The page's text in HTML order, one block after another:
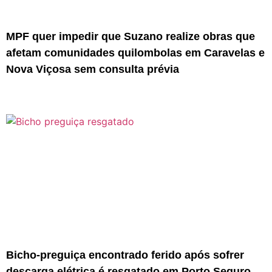
MPF quer impedir que Suzano realize obras que
afetam comunidades quilombolas em Caravelas e
Nova Viçosa sem consulta prévia
Bicho-preguiça encontrado ferido após sofrer